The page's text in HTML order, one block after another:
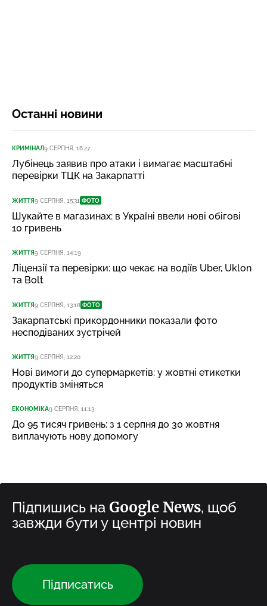
Останні новини
КРИМІНАЛ9 СЕРПНЯ, 16:27
Лубінець заявив про атаки і вимагає масштабні
перевірки ТЦК на Закарпатті
ЖИТТЯ9 СЕРПНЯ, 15:31 ФОТО
Шукайте в магазинах: в Україні ввели нові обігові
10 гривень
ЖИТТЯ9 СЕРПНЯ, 14:19
Ліцензії та перевірки: що чекає на водіїв Uber, Uklon
та Bolt
ЖИТТЯ9 СЕРПНЯ, 13:18 ФОТО
Закарпатські прикордонники показали фото
несподіваних зустрічей
ЖИТТЯ9 СЕРПНЯ, 12:20
Нові вимоги до супермаркетів: у жовтні етикетки
продуктів зміняться
ЕКОНОМІКА9 СЕРПНЯ, 11:13
До 95 тисяч гривень: з 1 серпня до 30 жовтня
виплачують нову допомогу
Підпишись на Google News, щоб
завжди бути у центрі новин
Підписатись